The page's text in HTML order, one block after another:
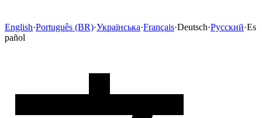
English·Português (BR)·Українська·Français·Deutsch·Русский·Es
pañol